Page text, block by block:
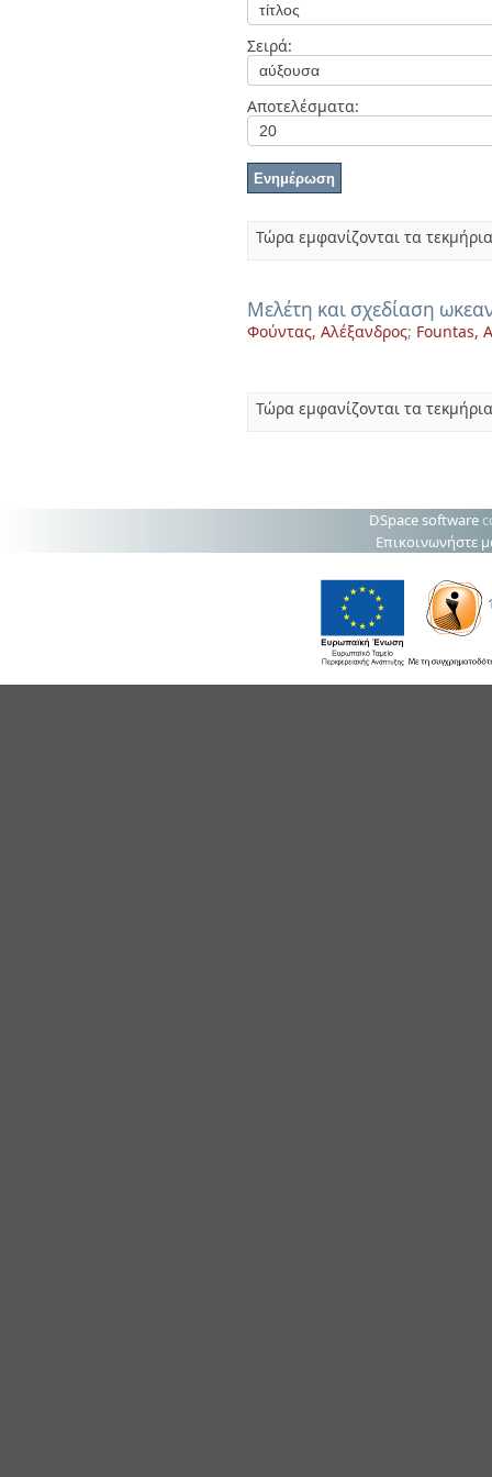
Σειρά:
Αποτελέσματα:
Τώρα εμφανίζονται τα
Μελέτη και σχεδίαση
Φούντας, Αλέξανδρος; Fountas,
Τώρα εμφανίζονται τα
DSpace software
Επικοινωνήστε